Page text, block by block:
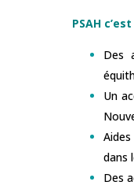
PSAH c’est
Des
Un
dans
Des